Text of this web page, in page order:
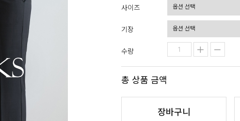
사이즈
기장
수량
총 상품 금액
장바구니